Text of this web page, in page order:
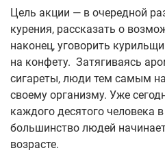
Цель акции — в очередной
курения, рассказать о
наконец, уговорить
на конфету. Затягиваясь
сигареты, люди тем самым
своему организму. Уже
каждого десятого человека
большинство людей
возрасте.